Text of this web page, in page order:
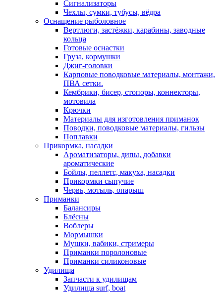
Сигнализаторы
Чехлы, сумки, тубусы, вёдра
Оснащение рыболовное
Вертлюги, застёжки, карабины, заводные
кольца
Готовые оснастки
Груза, кормушки
Джиг-головки
Карповые поводковые материалы, монтажи,
ПВА сетки.
Кембрики, бисер, стопоры, коннекторы,
мотовила
Крючки
Материалы для изготовления приманок
Поводки, поводковые материалы, гильзы
Поплавки
Прикормка, насадки
Ароматизаторы, дипы, добавки
ароматические
Бойлы, пеллетс, макуха, насадки
Прикормки сыпучие
Червь, мотыль, опарыш
Приманки
Балансиры
Блёсны
Воблеры
Мормышки
Мушки, вабики, стримеры
Приманки поролоновые
Приманки силиконовые
Удилища
Запчасти к удилищам
Удилища surf, boat